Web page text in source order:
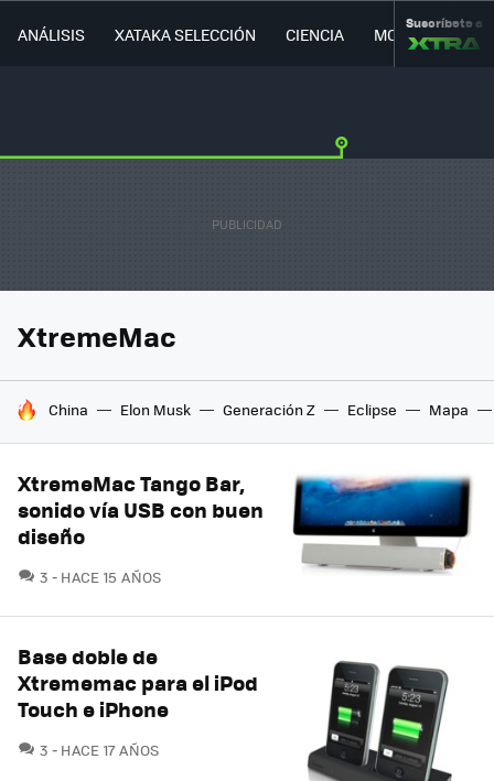
ANÁLISIS XATAKA SELECCIÓN CIENCIA MOVILIDAD
Suscríbete a
XtremeMac
HOY SE HABLA DE
China Elon Musk Generación Z Eclipse Mapa
XtremeMac Tango Bar,
sonido vía USB con buen
diseño
3 COMENTARIOS
HACE 15 AÑOS
Base doble de
Xtrememac para el iPod
Touch e iPhone
3 COMENTARIOS
HACE 17 AÑOS